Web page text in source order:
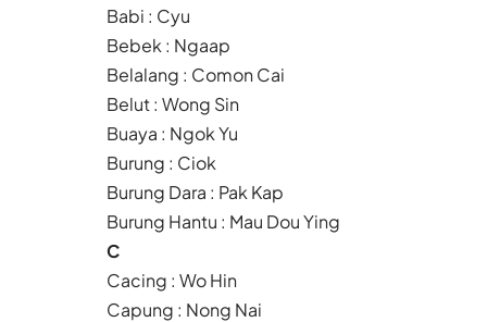
Babi : Cyu
Bebek : Ngaap
Belalang : Comon Cai
Belut : Wong Sin
Buaya : Ngok Yu
Burung : Ciok
Burung Dara : Pak Kap
Burung Hantu : Mau Dou Ying
C
Cacing : Wo Hin
Capung : Nong Nai